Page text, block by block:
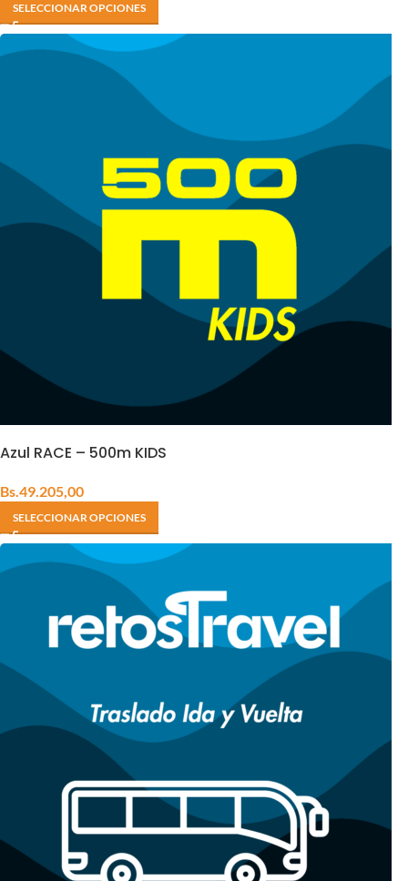
SELECCIONAR OPCIONES
Azul RACE – 500m KIDS
Bs.49.205,00
SELECCIONAR OPCIONES